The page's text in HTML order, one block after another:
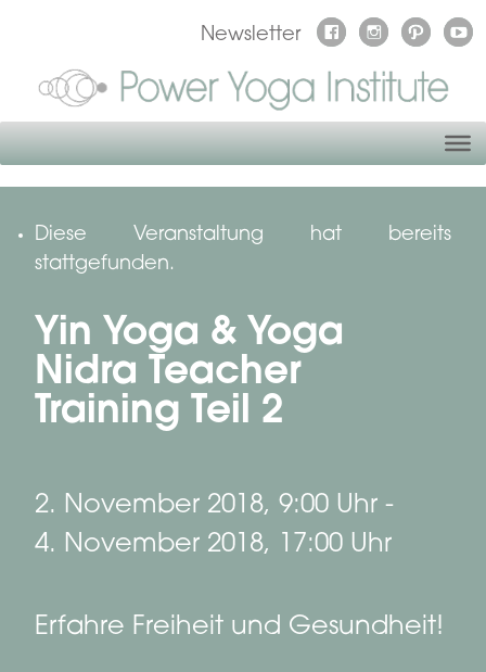
Newsletter
Diese Veranstaltung hat bereits
stattgefunden.
Yin Yoga & Yoga
Nidra Teacher
Training Teil 2
2. November 2018, 9:00 Uhr -
4. November 2018, 17:00 Uhr
Erfahre Freiheit und Gesundheit!